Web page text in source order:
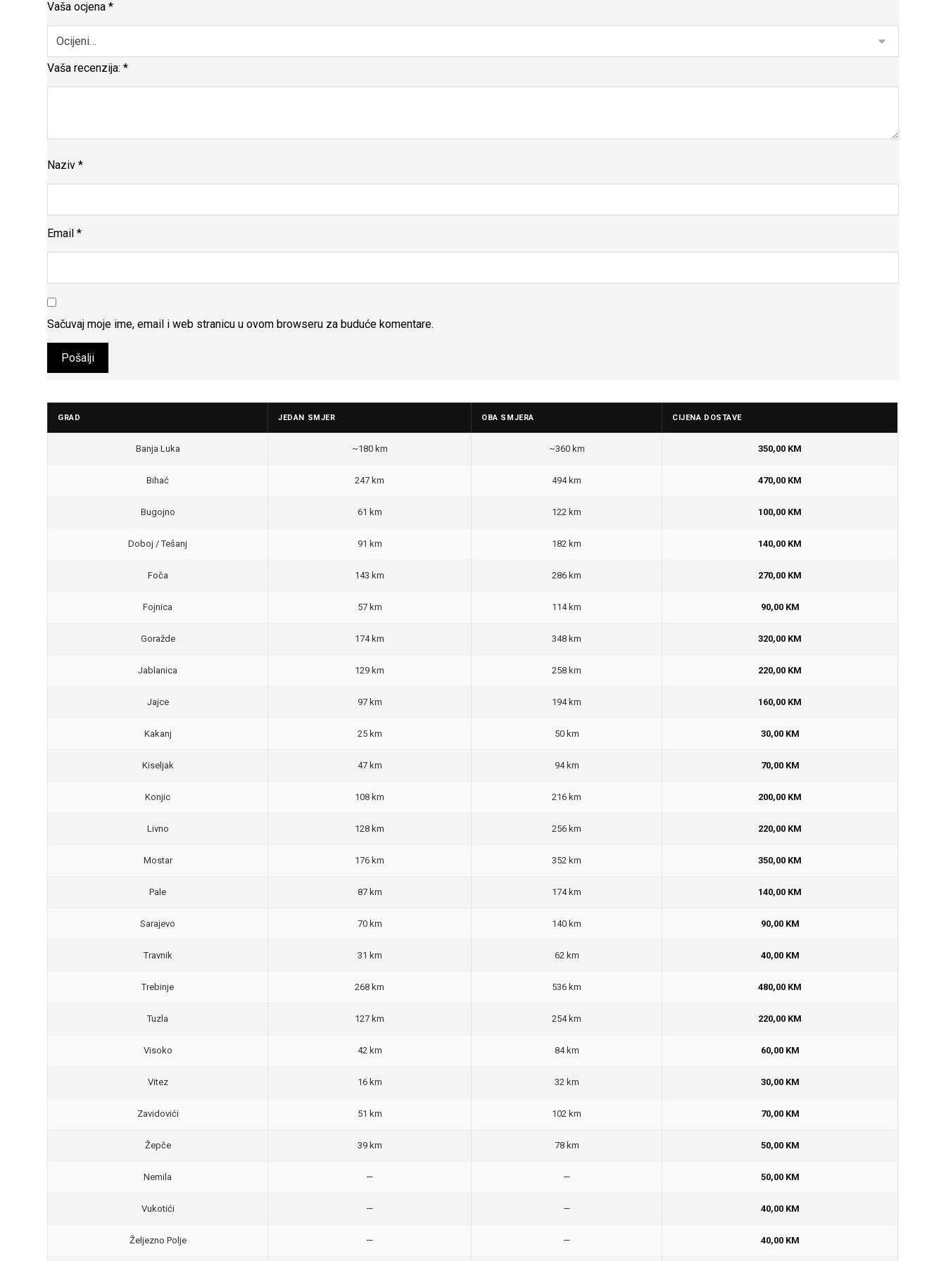
Vaša ocjena*
Vaša recenzija:*
Naziv*
Email*
Sačuvaj moje ime, email i web stranicu u ovom browseru za buduće komentare.
GRAD JEDAN SMJER OBA SMJERA CIJENA DOSTAVE
Banja Luka ~180 km ~360 km 350,00 KM
Bihać 247 km 494 km 470,00 KM
Bugojno 61 km 122 km 100,00 KM
Doboj / Tešanj 91 km 182 km 140,00 KM
Foča 143 km 286 km 270,00 KM
Fojnica 57 km 114 km 90,00 KM
Goražde 174 km 348 km 320,00 KM
Jablanica 129 km 258 km 220,00 KM
Jajce 97 km 194 km 160,00 KM
Kakanj 25 km 50 km 30,00 KM
Kiseljak 47 km 94 km 70,00 KM
Konjic 108 km 216 km 200,00 KM
Livno 128 km 256 km 220,00 KM
Mostar 176 km 352 km 350,00 KM
Pale 87 km 174 km 140,00 KM
Sarajevo 70 km 140 km 90,00 KM
Travnik 31 km 62 km 40,00 KM
Trebinje 268 km 536 km 480,00 KM
Tuzla 127 km 254 km 220,00 KM
Visoko 42 km 84 km 60,00 KM
Vitez 16 km 32 km 30,00 KM
Zavidovići 51 km 102 km 70,00 KM
Žepče 39 km 78 km 50,00 KM
Nemila — — 50,00 KM
Vukotići — — 40,00 KM
Željezno Polje — — 40,00 KM